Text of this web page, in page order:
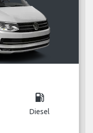
local_gas_station
Diesel